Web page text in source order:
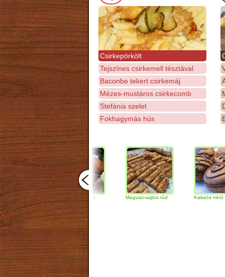
Csirkepörkölt
Tejszínes csirkemell tésztával
Baconbe tekert csirkemáj
Mézes-mustáros csirkecomb
Stefánia szelet
Fokhagymás hús
Csokoládés-diós
szendvics
Magvas-sajtos rúd Kakaós néró